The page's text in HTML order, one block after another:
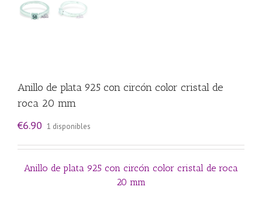
Anillo de plata 925 con circón color cristal de
roca 20 mm
€6.90 1 disponibles
Anillo de plata 925 con circón color cristal de roca
20 mm